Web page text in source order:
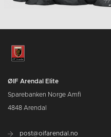
ØIF Arendal Elite
Sparebanken Norge Amfi
4848 Arendal
post@oifarendal.no